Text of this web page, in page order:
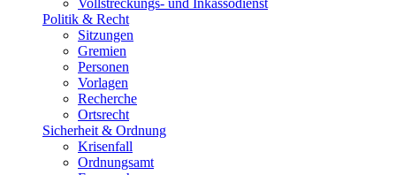
Vollstreckungs- und Inkassodienst
Politik & Recht
Sitzungen
Gremien
Personen
Vorlagen
Recherche
Ortsrecht
Sicherheit & Ordnung
Krisenfall
Ordnungsamt